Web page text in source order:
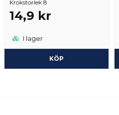
Krokstorlek 8
14,9 kr
I lager
KÖP